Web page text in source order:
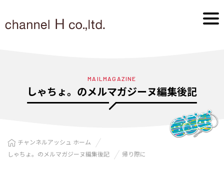
MAILMAGAZINE
しゃちょ。のメルマガジーヌ編集後記
チャンネルアッシュ ホーム
しゃちょ。のメルマガジーヌ編集後記
帰り際に